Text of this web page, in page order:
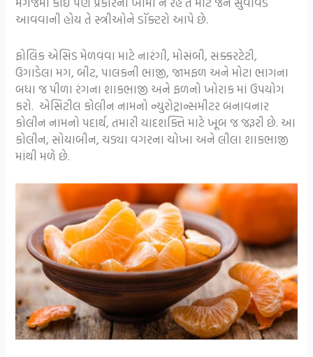
આવવાની હોય તે સ્ત્રીઓને ડૉક્ટરો આપે છે.
ફોલિક એસિડ મેળવવા માટે નારંગી, મોસંબી, સક્કરટેટી,
ઉગાડેલા મગ, બીટ, પાલકની ભાજી, જામફળ અને મોટા ભાગના
બધા જ પીળા રંગના શાકભાજી અને ફળનો ખોરાક માં ઉપયોગ
કરો. એસિટીલ કોલીન નામનો ન્યુરોટ્રાન્સમીટર બનાવનાર
કોલીન નામનો પદાર્થ, તમારી યાદશક્તિ માટે ખૂબ જ જરૂરી છે. આ
કોલીન, સોયાબીન, ચડ્યા વગરના ચોખા અને લીલા શાકભાજી
માંથી મળે છે.